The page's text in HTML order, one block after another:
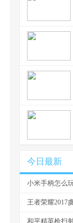
今日最新
王者荣耀2017
和平精英枪扫